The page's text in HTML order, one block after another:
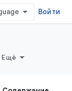
Войти
Ещё